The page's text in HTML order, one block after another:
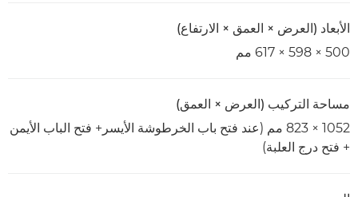
الأبعاد (العرض × العمق × الارتفاع)
500 × 598 × 617 مم
مساحة التركيب (العرض × العمق)
1052 × 823 مم (عند فتح باب الخرطوشة الأيسر+ فتح الباب الأيمن
+ فتح درج العلبة)